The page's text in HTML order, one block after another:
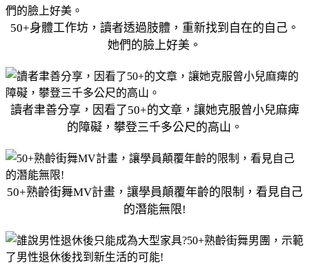
50+身體工作坊，讀者透過肢體，重新找到自在的自己。
她們的臉上好美。
讀者聿善分享，因看了50+的文章，讓她克服曾小兒麻痺
的障礙，攀登三千多公尺的高山。
50+熟齡街舞MV計畫，讓學員顛覆年齡的限制，看見自己
的潛能無限!